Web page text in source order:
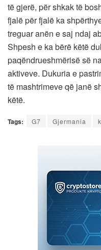
të gjerë, për shkak të
fjalë për fjalë ka
treguar anën e saj ndaj
Shpesh e ka bërë këtë
paqëndrueshmërisë së
aktiveve. Dukuria e
të mashtrimeve që janë
këtë.
Tags: G7 Gjermania